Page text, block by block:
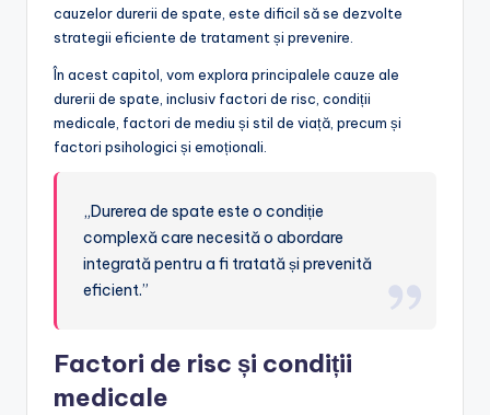
cauzelor durerii de spate, este dificil să se dezvolte
strategii eficiente de tratament și prevenire.
În acest capitol, vom explora principalele cauze ale
durerii de spate, inclusiv factori de risc, condiții
medicale, factori de mediu și stil de viață, precum și
factori psihologici și emoționali.
„Durerea de spate este o condiție
complexă care necesită o abordare
integrată pentru a fi tratată și prevenită
eficient.”
Factori de risc și condiții
medicale